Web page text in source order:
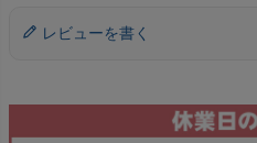
レビューを書く